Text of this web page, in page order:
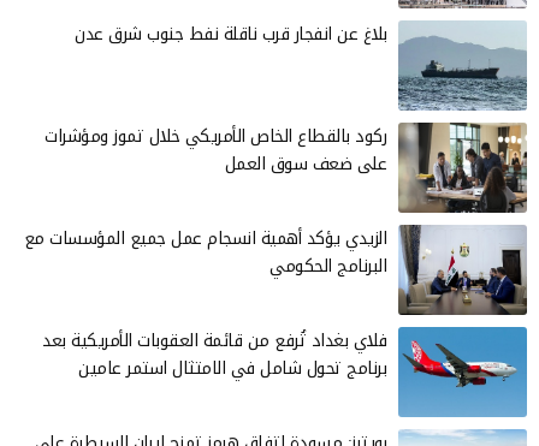
بلاغ عن انفجار قرب ناقلة نفط جنوب شرق عدن
ركود بالقطاع الخاص الأمريكي خلال تموز ومؤشرات
على ضعف سوق العمل
الزيدي يؤكد أهمية انسجام عمل جميع المؤسسات مع
البرنامج الحكومي
فلاي بغداد تُرفع من قائمة العقوبات الأمريكية بعد
برنامج تحول شامل في الامتثال استمر عامين